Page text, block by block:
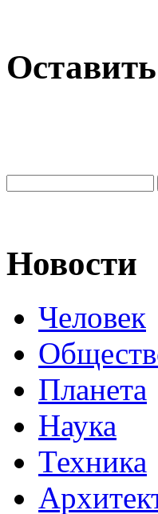
Новости
Человек
Планета
Наука
Техника